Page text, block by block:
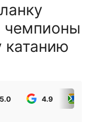
чемпионы
катанию
5.0 4.9